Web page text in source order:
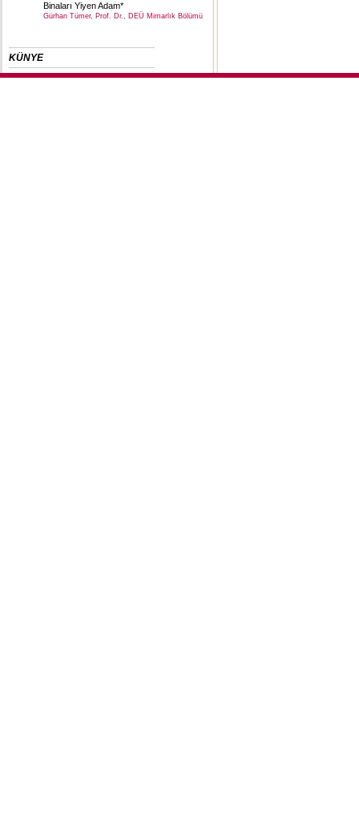
Binaları Yiyen Adam*
Gürhan Tümer, Prof. Dr., DEÜ Mimarlık Bölümü
KÜNYE